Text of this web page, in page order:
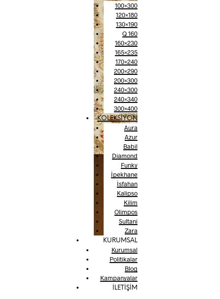
100×300
120×180
130×190
Q 160
160×230
165×235
170×240
200×290
200×300
240×300
240×340
300×400
KOLEKSİYON
Aura
Azur
Babil
Diamond
Funky
İpekhane
İsfahan
Kalipso
Kilim
Olimpos
Sultani
Zara
KURUMSAL
Kurumsal
Politikalar
Blog
Kampanyalar
İLETİŞİM